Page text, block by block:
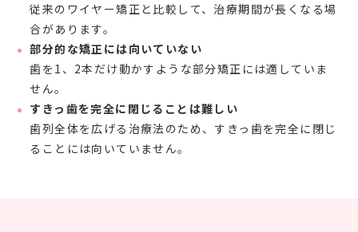
従来のワイヤー矯正と比較して、治療期間が長くなる場
合があります。
部分的な矯正には向いていない
歯を1、2本だけ動かすような部分矯正には適していま
せん。
すきっ歯を完全に閉じることは難しい
歯列全体を広げる治療法のため、すきっ歯を完全に閉じ
ることには向いていません。